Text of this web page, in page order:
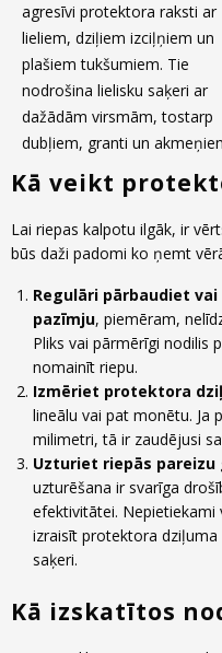
agresīvi protektora raksti ar
lieliem, dziļiem izciļņiem un
plašiem tukšumiem. Tie
nodrošina lielisku saķeri ar
dažādām virsmām, tostarp
dubļiem, granti un
Kā veikt
Lai riepas kalpotu ilgāk, ir
būs daži padomi ko ņemt
Regulāri pārbaudiet
pazīmju, piemēram,
Pliks vai pārmērīgi nodilis
nomainīt riepu.
Izmēriet protektora
lineālu vai pat monētu. Ja
milimetri, tā ir zaudējusi
Uzturiet riepās pareizu
uzturēšana ir svarīga
efektivitātei. Nepietiekami
izraisīt protektora
saķeri.
Kā izskatītos